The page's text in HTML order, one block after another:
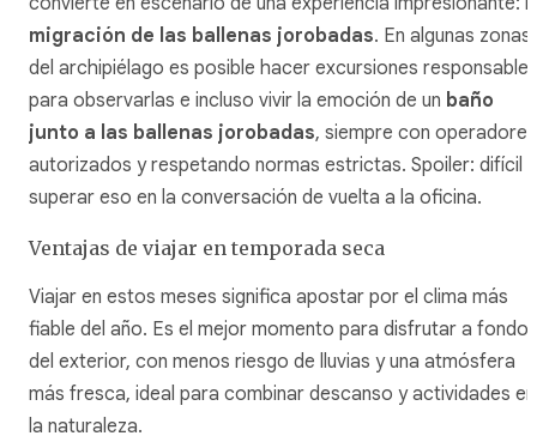
migración de las ballenas jorobadas. En algunas zonas
del archipiélago es posible hacer excursiones responsables
para observarlas e incluso vivir la emoción de un baño
junto a las ballenas jorobadas, siempre con operadores
autorizados y respetando normas estrictas. Spoiler: difícil
superar eso en la conversación de vuelta a la oficina.
Ventajas de viajar en temporada seca
Viajar en estos meses significa apostar por el clima más
fiable del año. Es el mejor momento para disfrutar a fondo
del exterior, con menos riesgo de lluvias y una atmósfera
más fresca, ideal para combinar descanso y actividades en
la naturaleza.